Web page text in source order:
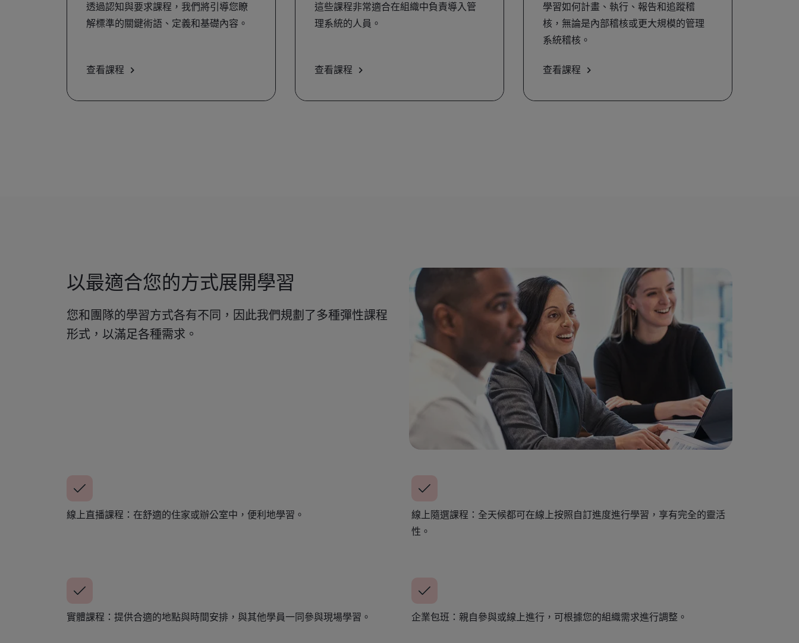
透過認知與要求課程，我們將引導您瞭
解標準的關鍵術語、定義和基礎內容。
查看課程
這些課程非常適合在組織中負責導入管
理系統的人員。
查看課程
學習如何計畫、執行、報告和追蹤稽
核，無論是內部稽核或更大規模的管理
系統稽核。
查看課程
以最適合您的方式展開學習
您和團隊的學習方式各有不同，因此我們規劃了多種彈性課程
形式，以滿足各種需求。
線上直播課程：在舒適的住家或辦公室中，便利地學習。
線上隨選課程：全天候都可在線上按照自訂進度進行學習，享有完全的靈活
性。
實體課程：提供合適的地點與時間安排，與其他學員一同參與現場學習。 企業包班：親自參與或線上進行，可根據您的組織需求進行調整。